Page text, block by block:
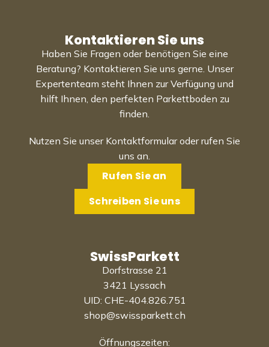
Kontaktieren Sie uns
Haben Sie Fragen oder benötigen Sie eine
Beratung? Kontaktieren Sie uns gerne. Unser
Expertenteam steht Ihnen zur Verfügung und
hilft Ihnen, den perfekten Parkettboden zu
finden.
Nutzen Sie unser Kontaktformular oder rufen Sie
uns an.
Rufen Sie an
Schreiben Sie uns
SwissParkett
Dorfstrasse 21
3421 Lyssach
UID: CHE-404.826.751
shop@swissparkett.ch
Öffnungszeiten: